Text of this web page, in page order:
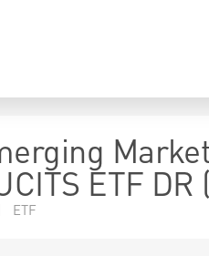
ETF DR
ETF